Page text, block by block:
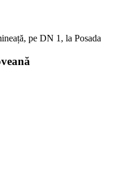
pe DN 1, la Posada